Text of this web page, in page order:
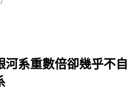
河系重數倍卻幾乎不自